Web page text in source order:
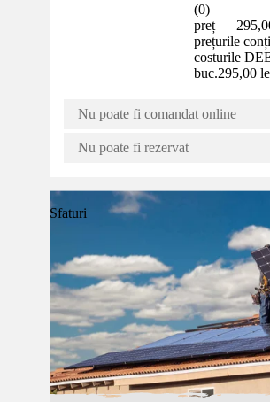
(0)
preț —
prețurile
costurile
buc.295,00
Nu poate fi comandat online
Nu poate fi rezervat
Sfaturi